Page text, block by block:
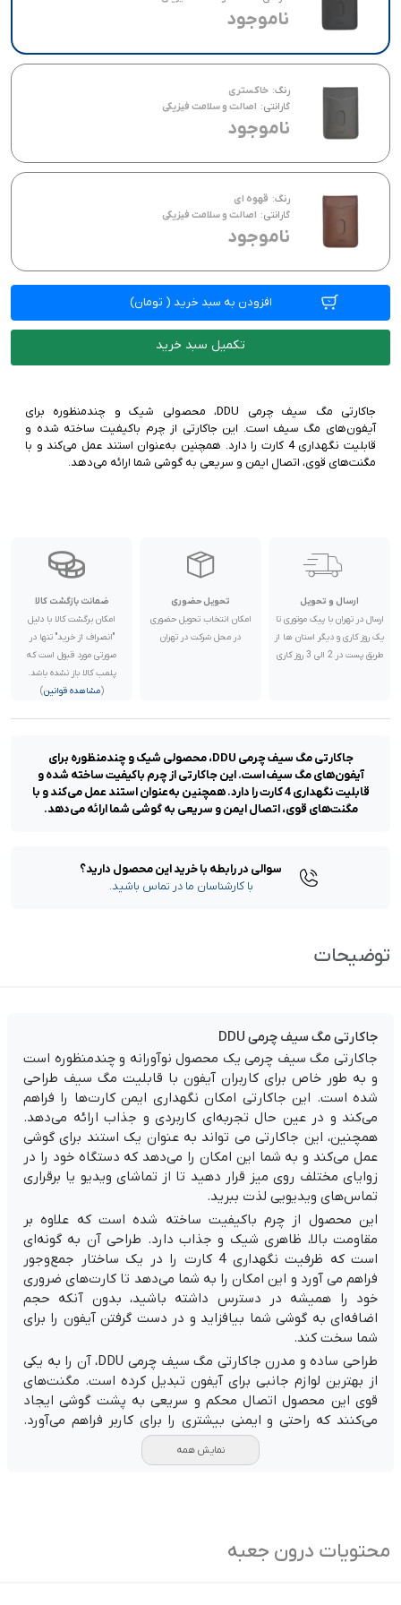
ناموجود
رنگ: خاکستری
گارانتی: اصالت و سلامت فیزیکی
ناموجود
رنگ: قهوه ای
گارانتی: اصالت و سلامت فیزیکی
ناموجود
افزودن به سبد خرید ( تومان)
تکمیل سبد خرید
جاکارتی مگ سیف چرمی DDU، محصولی شیک و چندمنظوره برای
آیفون‌های مگ سیف است. این جاکارتی از چرم باکیفیت ساخته شده و
قابلیت نگهداری 4 کارت را دارد. همچنین به‌عنوان استند عمل می‌کند و با
مگنت‌های قوی، اتصال ایمن و سریعی به گوشی شما ارائه می‌دهد.
ارسال و تحویل
ارسال در تهران با پیک موتوری تا
یک روز کاری و دیگر استان ها از
طریق پست در 2 الی 3 روز کاری
تحویل حضوری
امکان انتخاب تحویل حضوری
در محل شرکت در تهران
ضمانت بازگشت کالا
امکان برگشت کالا با دلیل
"انصراف از خرید" تنها در
صورتی مورد قبول است که
پلمب کالا باز نشده باشد.
(مشاهده قوانین)
جاکارتی مگ سیف چرمی DDU، محصولی شیک و چندمنظوره برای
آیفون‌های مگ سیف است. این جاکارتی از چرم باکیفیت ساخته شده و
قابلیت نگهداری 4 کارت را دارد. همچنین به‌عنوان استند عمل می‌کند و با
مگنت‌های قوی، اتصال ایمن و سریعی به گوشی شما ارائه می‌دهد.
سوالی در رابطه با خرید این محصول دارید؟
با کارشناسان ما در تماس باشید.
توضیحات
جاکارتی مگ سیف چرمی DDU
جاکارتی مگ سیف چرمی یک محصول نوآورانه و چندمنظوره است
و به طور خاص برای کاربران آیفون با قابلیت مگ سیف طراحی
شده است. این جاکارتی امکان نگهداری ایمن کارت‌ها را فراهم
می‌کند و در عین حال تجربه‌ای کاربردی و جذاب ارائه می‌دهد.
همچنین، این جاکارتی می تواند به عنوان یک استند برای گوشی
عمل می‌کند و به شما این امکان را می‌دهد که دستگاه خود را در
زوایای مختلف روی میز قرار دهید تا از تماشای ویدیو یا برقراری
تماس‌های ویدیویی لذت ببرید.
این محصول از چرم باکیفیت ساخته شده است که علاوه بر
مقاومت بالا، ظاهری شیک و جذاب دارد. طراحی آن به گونه‌ای
است که ظرفیت نگهداری 4 کارت را در یک ساختار جمع‌وجور
فراهم می آورد و این امکان را به شما می‌دهد تا کارت‌های ضروری
خود را همیشه در دسترس داشته باشید، بدون آنکه حجم
اضافه‌ای به گوشی شما بیافزاید و در دست گرفتن آیفون را برای
شما سخت کند.
طراحی ساده و مدرن جاکارتی مگ سیف چرمی DDU، آن را به یکی
از بهترین لوازم جانبی برای آیفون تبدیل کرده است. مگنت‌های
قوی این محصول اتصال محکم و سریعی به پشت گوشی ایجاد
می‌کنند که راحتی و ایمنی بیشتری را برای کاربر فراهم می‌آورد.
چرم مصنوعی به کار رفته در این محصول بسیار از کیفیت ساخت
بسیار بالایی برخوردار است.
نمایش همه
محتویات درون جعبه